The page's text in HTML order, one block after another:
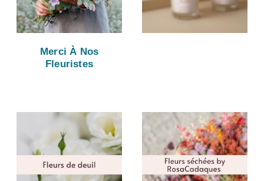
Merci À Nos
Fleuristes